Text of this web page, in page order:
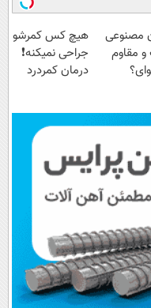
مصنوعی
مقاوم
هیچ کس کمرشو
جراحی نمیکنه❗
درمان کمردرد